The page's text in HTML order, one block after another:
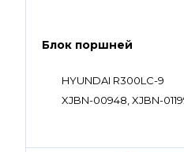
Блок поршней
HYUNDAI R300LC-9
XJBN-00948, XJBN-